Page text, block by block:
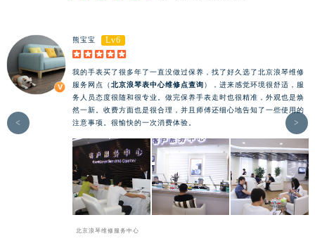
熊宝宝 Lv6
    
我的手表买了很多年了一直没做过保养，找了好久选了北京浪琴维修
服务网点（北京浪琴表中心维修点查询 ），进来感觉环境很舒适，服
务人员态度很随和很专业。做完保养手表走时也很精准，外观也是焕
然一新。收费方面也是很合理，并且师傅还细心地告知了一些使用的
注意事项。很愉快的一次消费体验。
北京浪琴维修服务中心
>
<